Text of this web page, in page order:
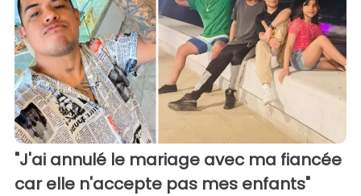
"J'ai annulé le mariage avec ma fiancée
car elle n'accepte pas mes enfants"